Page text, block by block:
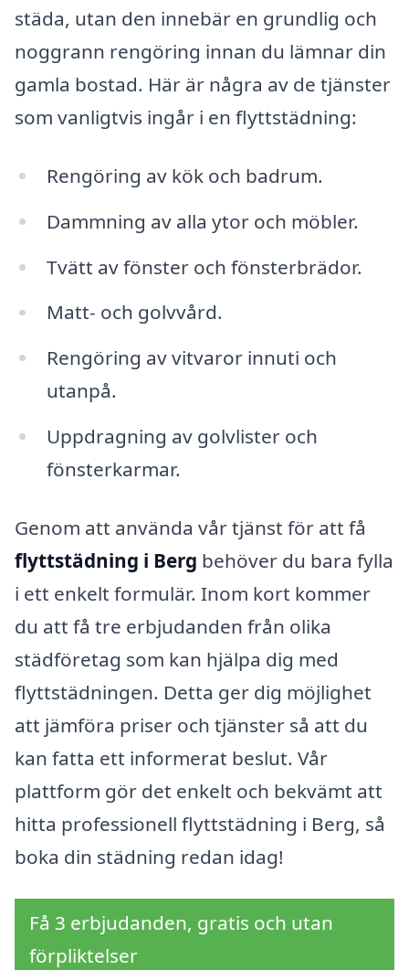
städa, utan den innebär en grundlig och
noggrann rengöring innan du lämnar din
gamla bostad. Här är några av de tjänster
som vanligtvis ingår i en flyttstädning:
Rengöring av kök och badrum.
Dammning av alla ytor och möbler.
Tvätt av fönster och fönsterbrädor.
Matt- och golvvård.
Rengöring av vitvaror innuti och
utanpå.
Uppdragning av golvlister och
fönsterkarmar.
Genom att använda vår tjänst för att få
flyttstädning i Berg behöver du bara fylla
i ett enkelt formulär. Inom kort kommer
du att få tre erbjudanden från olika
städföretag som kan hjälpa dig med
flyttstädningen. Detta ger dig möjlighet
att jämföra priser och tjänster så att du
kan fatta ett informerat beslut. Vår
plattform gör det enkelt och bekvämt att
hitta professionell flyttstädning i Berg, så
boka din städning redan idag!
Få 3 erbjudanden, gratis och utan
förpliktelser